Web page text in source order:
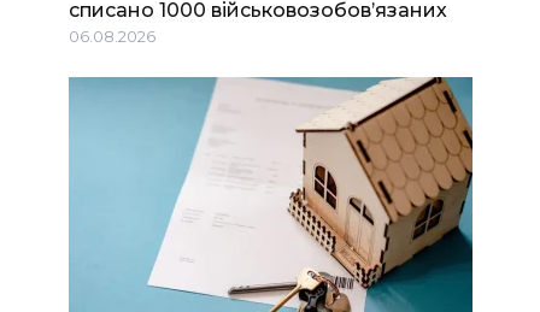
списано 1000 військовозобов’язаних
06.08.2026